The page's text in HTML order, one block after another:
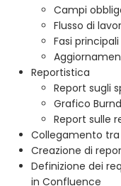
Campi
Flusso di
Fasi
Reportistica
Report sugli
Grafico
Report sulle
Collegamento
Creazione di
Definizione dei
in Confluence